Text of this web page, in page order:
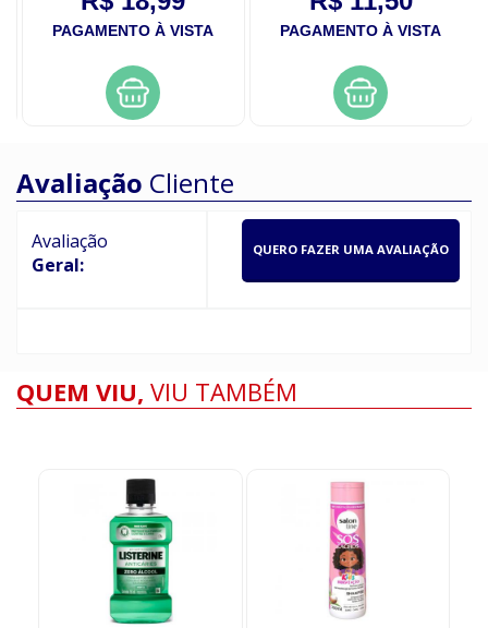
PAGAMENTO À VISTA PAGAMENTO À VISTA
Avaliação Cliente
Avaliação
Geral:
QUERO FAZER UMA AVALIAÇÃO
QUEM VIU, VIU TAMBÉM